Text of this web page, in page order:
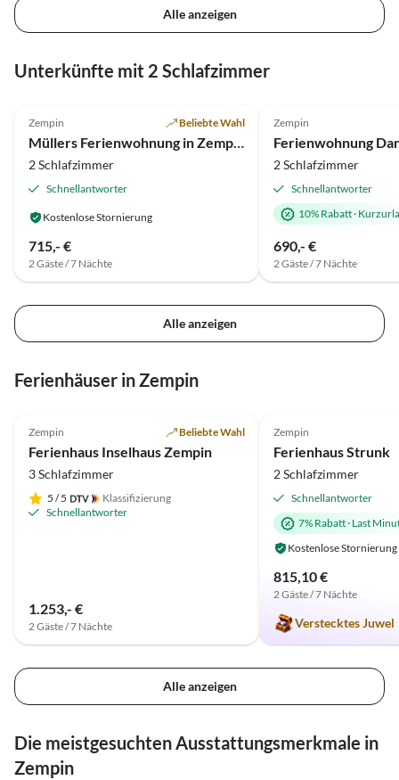
Alle anzeigen
Unterkünfte mit 2 Schlafzimmer
Zempin Beliebte Wahl
Müllers Ferienwohnung in Zempin
2 Schlafzimmer
Schnellantworter
Kostenlose Stornierung
715,- €
2 Gäste / 7 Nächte
Zempin
Ferienwohnung
2 Schlafzimmer
Schnellantworter
10% Rabatt·
690,- €
2 Gäste / 7 Nächte
Alle anzeigen
Ferienhäuser in Zempin
Zempin Beliebte Wahl
Ferienhaus Inselhaus Zempin
3 Schlafzimmer
5 / 5
Klassifizierung
Schnellantworter
1.253,- €
2 Gäste / 7 Nächte
Zempin
Ferienhaus Strunk
2 Schlafzimmer
Schnellantworter
7% Rabatt· Last
Kostenlose Stornierung
815,10 €
2 Gäste / 7 Nächte
Verstecktes Juwel
Alle anzeigen
Die meistgesuchten Ausstattungsmerkmale in
Zempin